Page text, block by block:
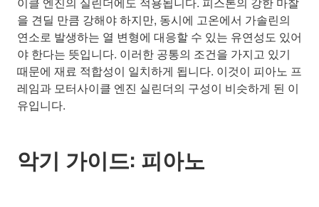
을 견딜 만큼 강해야 하지만, 동시에 고온에서 가솔린의
연소로 발생하는 열 변형에 대응할 수 있는 유연성도 있어
야 한다는 뜻입니다. 이러한 공통의 조건을 가지고 있기
때문에 재료 적합성이 일치하게 됩니다. 이것이 피아노 프
레임과 모터사이클 엔진 실린더의 구성이 비슷하게 된 이
유입니다.
악기 가이드: 피아노